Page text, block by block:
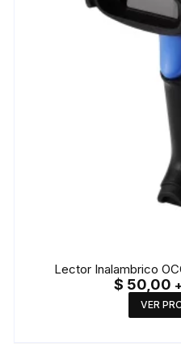
Lector Inalambrico
$ 50,00
VER